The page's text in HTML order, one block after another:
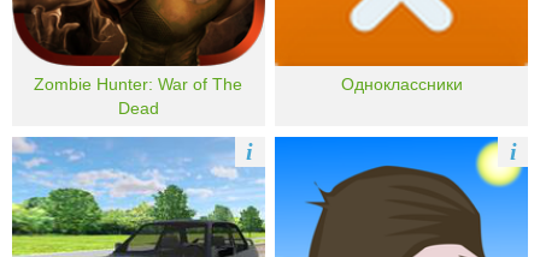
Zombie Hunter: War of The
Dead
Одноклассники
i i